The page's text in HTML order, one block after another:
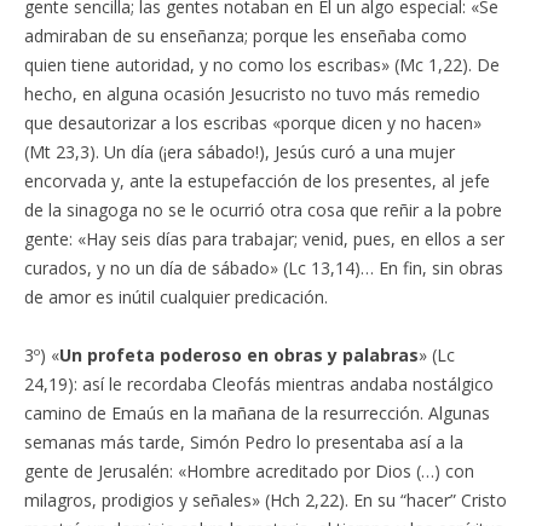
gente sencilla; las gentes notaban en Él un algo especial: «Se
admiraban de su enseñanza; porque les enseñaba como
quien tiene autoridad, y no como los escribas» (Mc 1,22). De
hecho, en alguna ocasión Jesucristo no tuvo más remedio
que desautorizar a los escribas «porque dicen y no hacen»
(Mt 23,3). Un día (¡era sábado!), Jesús curó a una mujer
encorvada y, ante la estupefacción de los presentes, al jefe
de la sinagoga no se le ocurrió otra cosa que reñir a la pobre
gente: «Hay seis días para trabajar; venid, pues, en ellos a ser
curados, y no un día de sábado» (Lc 13,14)… En fin, sin obras
de amor es inútil cualquier predicación.
3º) «Un profeta poderoso en obras y palabras» (Lc
24,19): así le recordaba Cleofás mientras andaba nostálgico
camino de Emaús en la mañana de la resurrección. Algunas
semanas más tarde, Simón Pedro lo presentaba así a la
gente de Jerusalén: «Hombre acreditado por Dios (…) con
milagros, prodigios y señales» (Hch 2,22). En su “hacer” Cristo